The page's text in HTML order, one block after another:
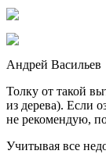
Андрей Васильев
Толку от такой
из дерева). Если
не рекомендую,
Учитывая все